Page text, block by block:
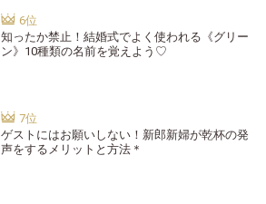
知ったか禁止！結婚式でよく使われる《グリー
ン》10種類の名前を覚えよう♡
ゲストにはお願いしない！新郎新婦が乾杯の発
声をするメリットと方法＊